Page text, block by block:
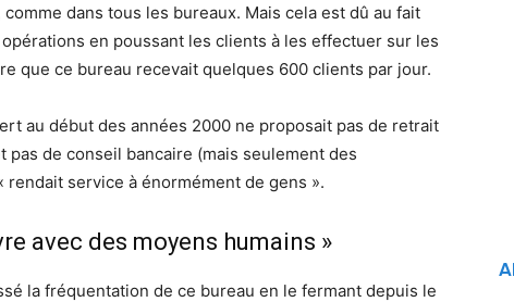
dans tous les bureaux. Mais cela est dû au fait
en poussant les clients à les effectuer sur les
que ce bureau recevait quelques 600 clients par jour.
au début des années 2000 ne proposait pas de retrait
de conseil bancaire (mais seulement des
service à énormément de gens ».
avec des moyens humains »
la fréquentation de ce bureau en le fermant depuis le